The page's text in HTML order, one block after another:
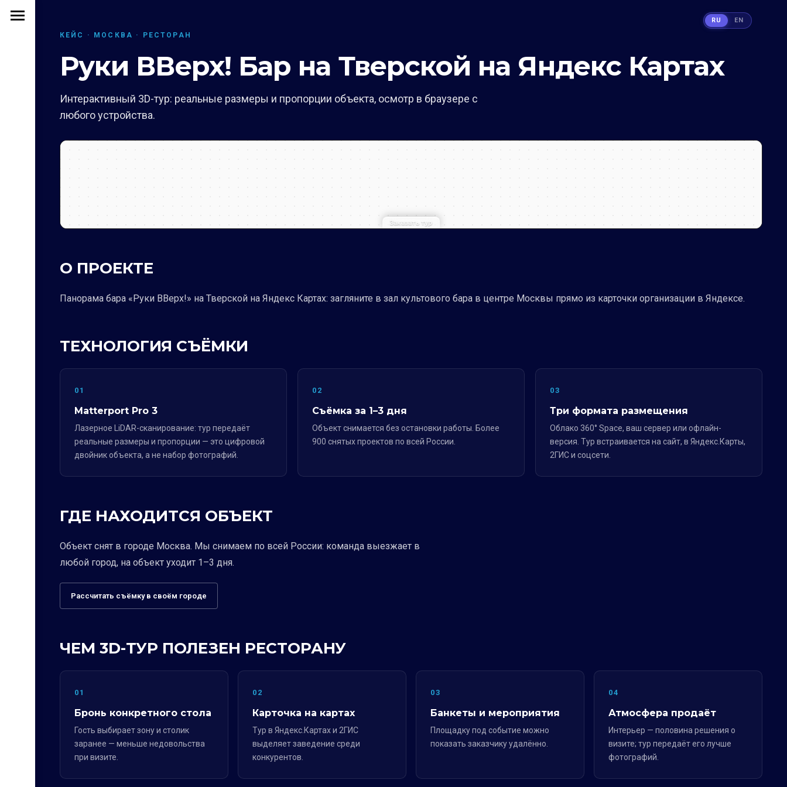
КЕЙС · МОСКВА · РЕСТОРАН
Руки ВВерх! Бар на Тверской на Яндекс Картах
Интерактивный 3D-тур: реальные размеры и пропорции объекта, осмотр в браузере с
любого устройства.
Заказать тур
О ПРОЕКТЕ
Панорама бара «Руки ВВерх!» на Тверской на Яндекс Картах: загляните в зал культового бара в центре Москвы прямо из карточки организации в Яндексе.
ТЕХНОЛОГИЯ СЪЁМКИ
01
Matterport Pro 3
Лазерное LiDAR-сканирование: тур передаёт
реальные размеры и пропорции — это цифровой
двойник объекта, а не набор фотографий.
02
Съёмка за 1–3 дня
Объект снимается без остановки работы. Более
900 снятых проектов по всей России.
03
Три формата размещения
Облако 360° Space, ваш сервер или офлайн-
версия. Тур встраивается на сайт, в Яндекс.Карты,
2ГИС и соцсети.
ГДЕ НАХОДИТСЯ ОБЪЕКТ
Объект снят в городе Москва. Мы снимаем по всей России: команда выезжает в
любой город, на объект уходит 1–3 дня.
Рассчитать съёмку в своём городе
ЧЕМ 3D-ТУР ПОЛЕЗЕН РЕСТОРАНУ
01
Бронь конкретного стола
Гость выбирает зону и столик
заранее — меньше недовольства
при визите.
02
Карточка на картах
Тур в Яндекс.Картах и 2ГИС
выделяет заведение среди
конкурентов.
03
Банкеты и мероприятия
Площадку под событие можно
показать заказчику удалённо.
04
Атмосфера продаёт
Интерьер — половина решения о
визите; тур передаёт его лучше
фотографий.
RU EN